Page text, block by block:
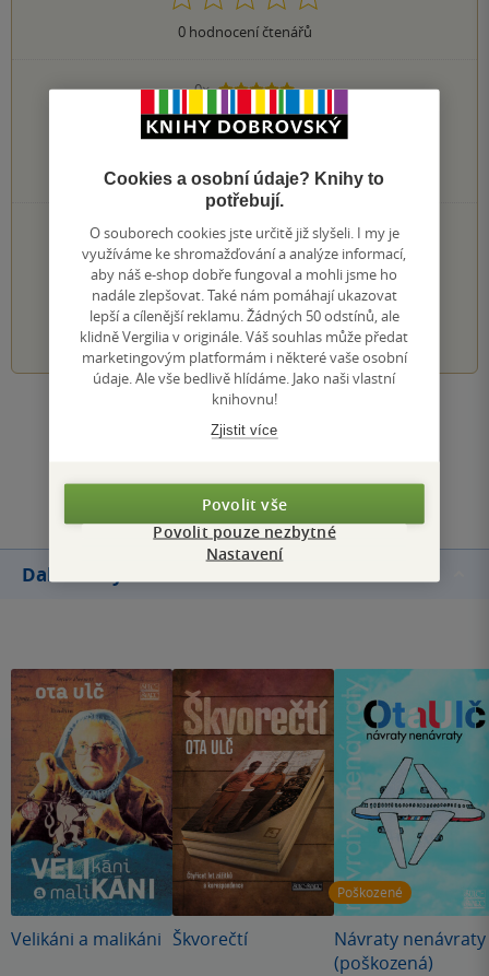
0hodnocení čtenářů
0×
5 hvězdiček
0×
4 hvězdičky
0×
3 hvězdičky
0×
1 hvezdička
PŘIDEJTE SVÉ HODNOCENÍ KNIHY
Hodnocení našich knihkupců: 0.0 z 5
1 2 3 4 5
Přidat hodnocení
Další knihy autora
Velikáni a malikáni Škvorečtí
Poškozené
Návraty nenávraty
(poškozená)
Cookies a osobní údaje? Knihy to
potřebují.
O souborech cookies jste určitě již slyšeli. I my je
využíváme ke shromažďování a analýze informací,
aby náš e-shop dobře fungoval a mohli jsme ho
nadále zlepšovat. Také nám pomáhají ukazovat
lepší a cílenější reklamu. Žádných 50 odstínů, ale
klidně Vergilia v originále. Váš souhlas může předat
marketingovým platformám i některé vaše osobní
údaje. Ale vše bedlivě hlídáme. Jako naši vlastní
knihovnu!
Zjistit více
Povolit vše
Povolit pouze nezbytné
Nastavení